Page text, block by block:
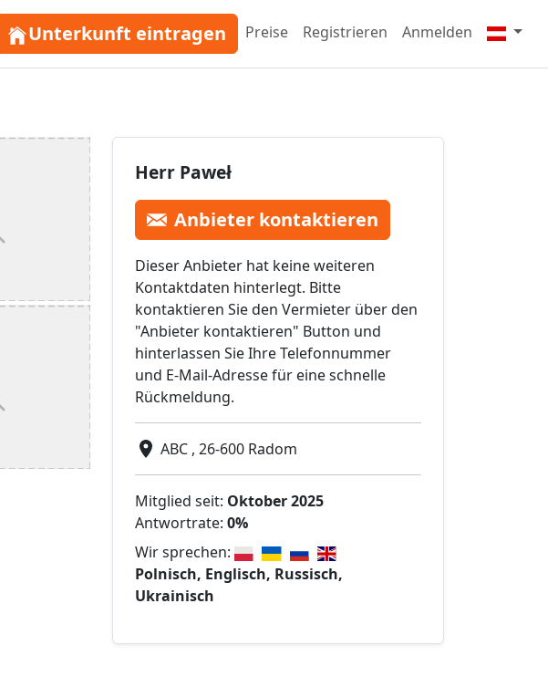
Unterkunft eintragen Preise Registrieren Anmelden
Herr Paweł
Anbieter kontaktieren
Dieser Anbieter hat keine weiteren
Kontaktdaten hinterlegt. Bitte
kontaktieren Sie den Vermieter über den
"Anbieter kontaktieren" Button und
hinterlassen Sie Ihre Telefonnummer
und E-Mail-Adresse für eine schnelle
Rückmeldung.
ABC , 26-600 Radom
Mitglied seit: Oktober 2025
Antwortrate: 0%
Wir sprechen:
Polnisch, Englisch, Russisch,
Ukrainisch